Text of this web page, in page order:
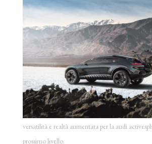
versatilità e realtà aumentata per la audi
prossimo livello.